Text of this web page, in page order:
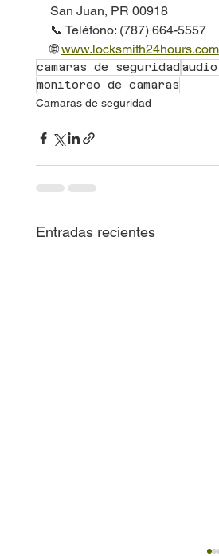
San Juan, PR 00918
📞 Teléfono: (787) 664-5557
🌐 www.locksmith24hours.com
camaras de seguridad
monitoreo de camaras
Camaras de seguridad
Entradas recientes